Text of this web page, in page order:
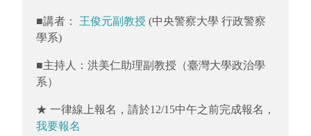
■講者： 王俊元副教授 (中央警察大學 行政警察
學系)
■主持人：洪美仁助理副教授（臺灣大學政治學
系）
★ 一律線上報名，請於12/15中午之前完成報名，
我要報名